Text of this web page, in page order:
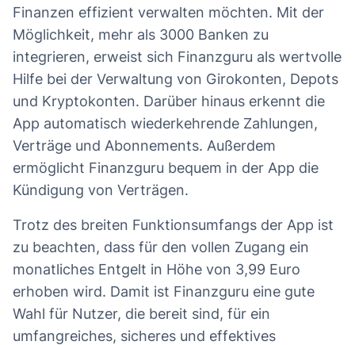
Finanzen effizient verwalten möchten. Mit der
Möglichkeit, mehr als 3000 Banken zu
integrieren, erweist sich Finanzguru als wertvolle
Hilfe bei der Verwaltung von Girokonten, Depots
und Kryptokonten. Darüber hinaus erkennt die
App automatisch wiederkehrende Zahlungen,
Verträge und Abonnements. Außerdem
ermöglicht Finanzguru bequem in der App die
Kündigung von Verträgen.
Trotz des breiten Funktionsumfangs der App ist
zu beachten, dass für den vollen Zugang ein
monatliches Entgelt in Höhe von 3,99 Euro
erhoben wird. Damit ist Finanzguru eine gute
Wahl für Nutzer, die bereit sind, für ein
umfangreiches, sicheres und effektives